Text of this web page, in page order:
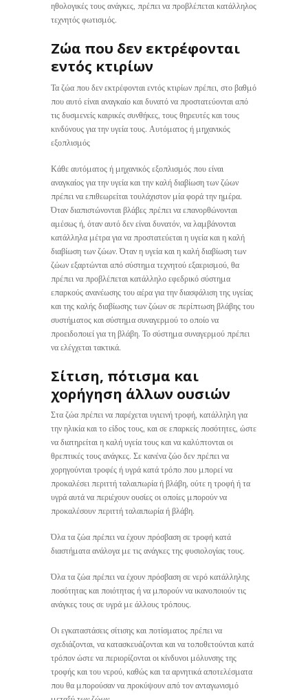
ηθολογικές τους ανάγκες, πρέπει να προβλέπεται κατάλληλος
τεχνητός φωτισμός.
Ζώα που δεν εκτρέφονται
εντός κτιρίων
Τα ζώα που δεν εκτρέφονται εντός κτιρίων πρέπει, στο βαθμό
που αυτό είναι αναγκαίο και δυνατό να προστατεύονται από
τις δυσμενείς καιρικές συνθήκες, τους θηρευτές και τους
κινδύνους για την υγεία τους. Αυτόματος ή μηχανικός
εξοπλισμός
Κάθε αυτόματος ή μηχανικός εξοπλισμός που είναι
αναγκαίος για την υγεία και την καλή διαβίωση των ζώων
πρέπει να επιθεωρείται τουλάχιστον μία φορά την ημέρα.
Όταν διαπιστώνονται βλάβες πρέπει να επανορθώνονται
αμέσως ή, όταν αυτό δεν είναι δυνατόν, να λαμβάνονται
κατάλληλα μέτρα για να προστατεύεται η υγεία και η καλή
διαβίωση των ζώων. Όταν η υγεία και η καλή διαβίωση των
ζώων εξαρτώνται από σύστημα τεχνητού εξαερισμού, θα
πρέπει να προβλέπεται κατάλληλο εφεδρικό σύστημα
επαρκούς ανανέωσης του αέρα για την διασφάλιση της υγείας
και της καλής διαβίωσης των ζώων σε περίπτωση βλάβης του
συστήματος και σύστημα συναγερμού το οποίο να
προειδοποιεί για τη βλάβη. Το σύστημα συναγερμού πρέπει
να ελέγχεται τακτικά.
Σίτιση, πότισμα και
χορήγηση άλλων ουσιών
Στα ζώα πρέπει να παρέχεται υγιεινή τροφή, κατάλληλη για
την ηλικία και το είδος τους, και σε επαρκείς ποσότητες, ώστε
να διατηρείται η καλή υγεία τους και να καλύπτονται οι
θρεπτικές τους ανάγκες. Σε κανένα ζώο δεν πρέπει να
χορηγούνται τροφές ή υγρά κατά τρόπο που μπορεί να
προκαλέσει περιττή ταλαιπωρία ή βλάβη, ούτε η τροφή ή τα
υγρά αυτά να περιέχουν ουσίες οι οποίες μπορούν να
προκαλέσουν περιττή ταλαιπωρία ή βλάβη.
Όλα τα ζώα πρέπει να έχουν πρόσβαση σε τροφή κατά
διαστήματα ανάλογα με τις ανάγκες της φυσιολογίας τους.
Όλα τα ζώα πρέπει να έχουν πρόσβαση σε νερό κατάλληλης
ποσότητας και ποιότητας ή να μπορούν να ικανοποιούν τις
ανάγκες τους σε υγρά με άλλους τρόπους.
Οι εγκαταστάσεις σίτισης και ποτίσματος πρέπει να
σχεδιάζονται, να κατασκευάζονται και να τοποθετούνται κατά
τρόπον ώστε να περιορίζονται οι κίνδυνοι μόλυνσης της
τροφής και του νερού, καθώς και τα αρνητικά αποτελέσματα
που θα μπορούσαν να προκύψουν από τον ανταγωνισμό